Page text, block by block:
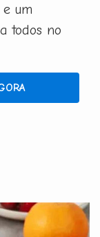
um
todos no